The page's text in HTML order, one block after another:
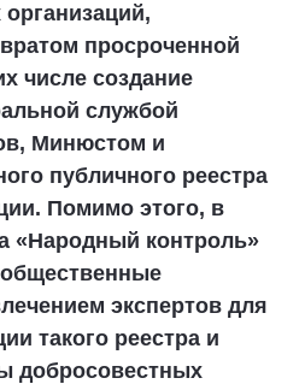
просроченной
числе создание
службой
Минюстом и
публичного реестра
Помимо этого, в
«Народный контроль»
экспертов для
такого реестра и
добросовестных